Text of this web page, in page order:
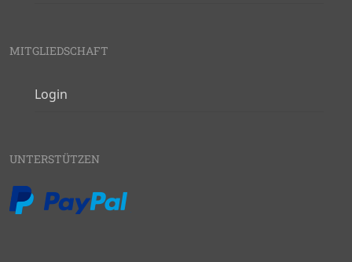
MITGLIEDSCHAFT
Login
UNTERSTÜTZEN